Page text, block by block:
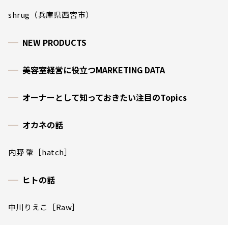
shrug（兵庫県西宮市）
NEW PRODUCTS
美容室経営に役立つMARKETING DATA
オーナーとして知っておきたい注目のTopics
オカネの話
内野 肇［hatch］
ヒトの話
中川りえこ［Raw］